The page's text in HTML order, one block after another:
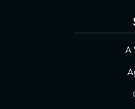
A